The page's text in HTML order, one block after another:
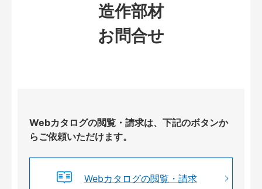
造作部材
お問合せ
Webカタログの閲覧・請求は、下記のボタンか
らご依頼いただけます。
Webカタログの閲覧・請求